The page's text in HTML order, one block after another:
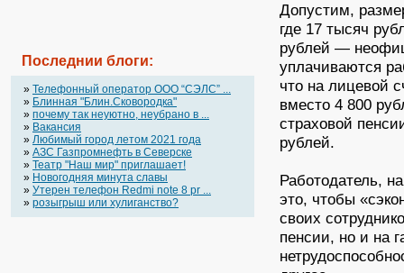
Последнии блоги:
» Телефонный оператор OOO “СЭЛС” ...
» Блинная "Блин.Сковородка"
» почему так неуютно, неубрано в ...
» Вакансия
» Любимый город летом 2021 года
» АЗС Газпромнефть в Северске
» Театр "Наш мир" приглашает!
» Новогодняя минута славы
» Утерен телефон Redmi note 8 pr ...
» розыгрыш или хулиганство?
Допустим,
где 17 тысяч
рублей —
уплачиваются
что на лицевой
вместо 4 800
страховой
рублей.
Работодатель,
это, чтобы
своих
пенсии, но и на